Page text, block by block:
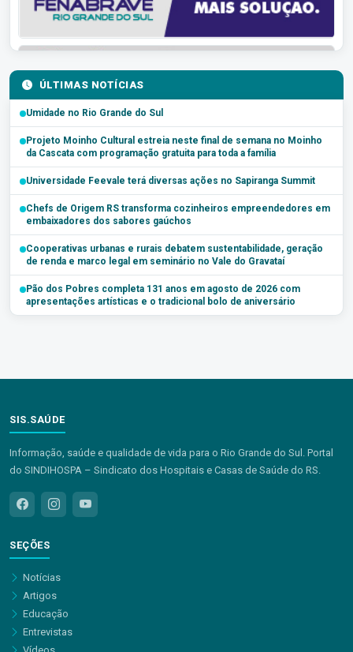
ÚLTIMAS NOTÍCIAS
Umidade no Rio Grande do Sul
Projeto Moinho Cultural estreia neste final de semana no Moinho
da Cascata com programação gratuita para toda a família
Universidade Feevale terá diversas ações no Sapiranga Summit
Chefs de Origem RS transforma cozinheiros empreendedores em
embaixadores dos sabores gaúchos
Cooperativas urbanas e rurais debatem sustentabilidade, geração
de renda e marco legal em seminário no Vale do Gravataí
Pão dos Pobres completa 131 anos em agosto de 2026 com
apresentações artísticas e o tradicional bolo de aniversário
SIS.SAÚDE
Informação, saúde e qualidade de vida para o Rio Grande do Sul. Portal
do SINDIHOSPA – Sindicato dos Hospitais e Casas de Saúde do RS.
SEÇÕES
Notícias
Artigos
Educação
Entrevistas